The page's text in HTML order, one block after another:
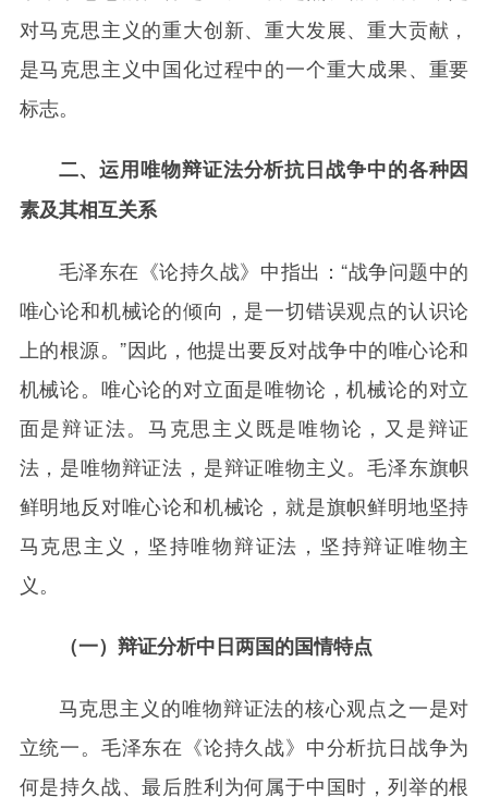
对马克思主义的重大创新、重大发展、重大贡献，
是马克思主义中国化过程中的一个重大成果、重要
标志。
二、运用唯物辩证法分析抗日战争中的各种因
素及其相互关系
毛泽东在《论持久战》中指出：“战争问题中的
唯心论和机械论的倾向，是一切错误观点的认识论
上的根源。”因此，他提出要反对战争中的唯心论和
机械论。唯心论的对立面是唯物论，机械论的对立
面是辩证法。马克思主义既是唯物论，又是辩证
法，是唯物辩证法，是辩证唯物主义。毛泽东旗帜
鲜明地反对唯心论和机械论，就是旗帜鲜明地坚持
马克思主义，坚持唯物辩证法，坚持辩证唯物主
义。
（一）辩证分析中日两国的国情特点
马克思主义的唯物辩证法的核心观点之一是对
立统一。毛泽东在《论持久战》中分析抗日战争为
何是持久战、最后胜利为何属于中国时，列举的根